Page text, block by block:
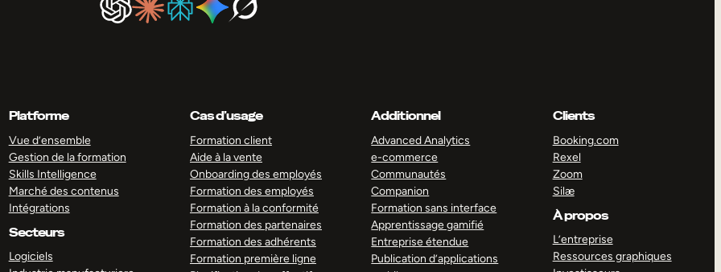
Platforme
Vue d’ensemble
Gestion de la formation
Skills Intelligence
Marché des contenus
Intégrations
Secteurs
Logiciels
Cas d’usage
Formation client
Aide à la vente
Onboarding des employés
Formation des employés
Formation à la conformité
Formation des partenaires
Formation des adhérents
Formation première ligne
Additionnel
Advanced Analytics
e-commerce
Communautés
Companion
Formation sans interface
Apprentissage gamifié
Entreprise étendue
Publication d’applications
Clients
Booking.com
Rexel
Zoom
Silæ
À propos
L’entreprise
Ressources graphiques